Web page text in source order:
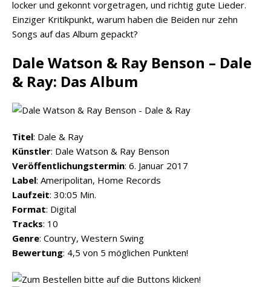
locker und gekonnt vorgetragen, und richtig gute Lieder.
Einziger Kritikpunkt, warum haben die Beiden nur zehn
Songs auf das Album gepackt?
Dale Watson & Ray Benson – Dale
& Ray: Das Album
Titel: Dale & Ray
Künstler: Dale Watson & Ray Benson
Veröffentlichungstermin: 6. Januar 2017
Label: Ameripolitan, Home Records
Laufzeit: 30:05 Min.
Format: Digital
Tracks: 10
Genre: Country, Western Swing
Bewertung: 4,5 von 5 möglichen Punkten!